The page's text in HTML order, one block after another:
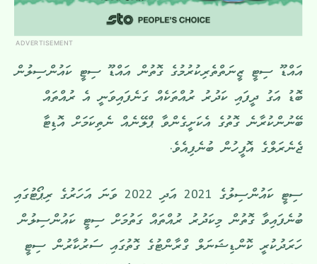
ADVERTISEMENT
އައްޑޫ ސިޓީ ޒީނަތްތެރިކުރުމުގެ ގޮތުން އައްޑޫ ސިޓީ ކައުންސިލުން
ބޮޑު އަގު ދީފައި ކަދުރު ރުއްތަކެއް ގަނެފައިވަނީ އެ ރުއްތައް
ބޭނުންކުރާނެ ގޮތުގެ އެކަށީގެންވާ ޕްލޭނެއް ނެތިކަމަށް އޮޑިޓާ
ޖެނެރަލްގެ އޮފީހުން ބުނެފިއެވެ.
ސިޓީ ކައުންސިލުގެ 2021 އަދި 2022 ވަނަ އަހަރުގެ ރިޕޯޓުގައި
ބުނެފައިވާ ގޮތުން މިކަދުރު ރުއްތައް ގަތުމަށް ސިޓީ ކައުންސިލުން
ހަރަދުކުރީ ކޮންޑިޝަނަލް ގްރާންޓުގެ ގޮތުގައި ސަރުކާރުން ސިޓީ